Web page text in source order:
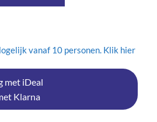
vanaf 10 personen. Klik hier
met iDeal
Klarna